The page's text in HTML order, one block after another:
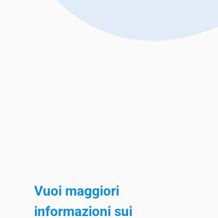
Vuoi maggiori
informazioni sui